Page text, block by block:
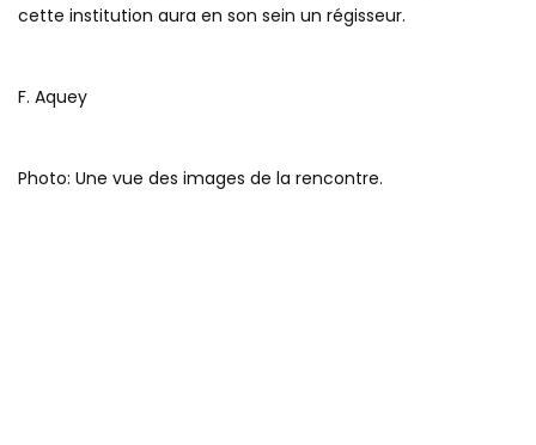
cette institution aura en son sein un régisseur.
F. Aquey
Photo: Une vue des images de la rencontre.